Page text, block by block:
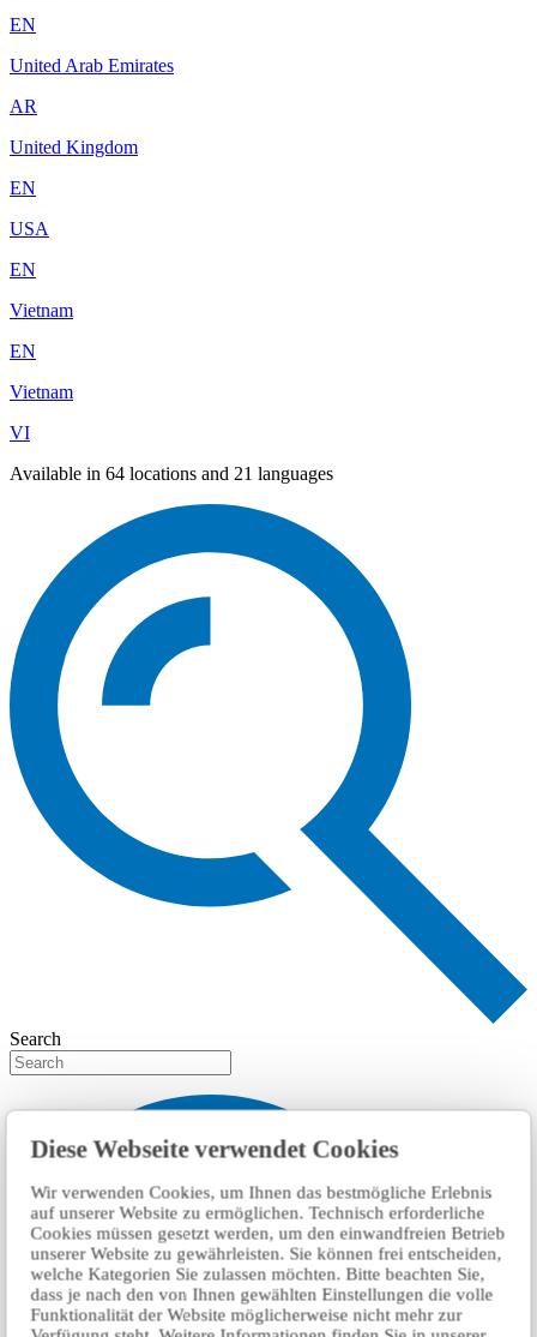
Diese Webseite verwendet Cookies
Wir verwenden Cookies, um Ihnen das bestmögliche Erlebnis
auf unserer Website zu ermöglichen. Technisch erforderliche
Cookies müssen gesetzt werden, um den einwandfreien Betrieb
unserer Website zu gewährleisten. Sie können frei entscheiden,
welche Kategorien Sie zulassen möchten. Bitte beachten Sie,
dass je nach den von Ihnen gewählten Einstellungen die volle
Funktionalität der Website möglicherweise nicht mehr zur
EN
United Arab Emirates
AR
United Kingdom
EN
USA
EN
Vietnam
EN
Vietnam
VI
Available in 64 locations and 21 languages
Search